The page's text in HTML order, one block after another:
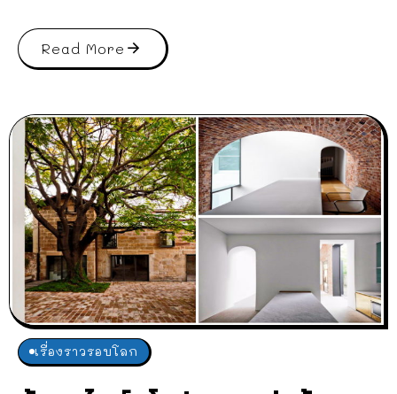
Read More
เรื่องราวรอบโลก